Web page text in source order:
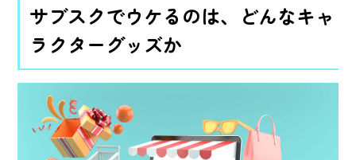
サブスクでウケるのは、どんなキャ
ラクターグッズか